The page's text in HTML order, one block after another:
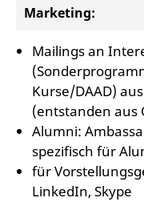
Marketing:
Mailings an
Kurse/DAAD)
(entstanden aus
Alumni:
spezifisch für
für
LinkedIn, Skype